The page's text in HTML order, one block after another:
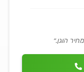
הוגן.״